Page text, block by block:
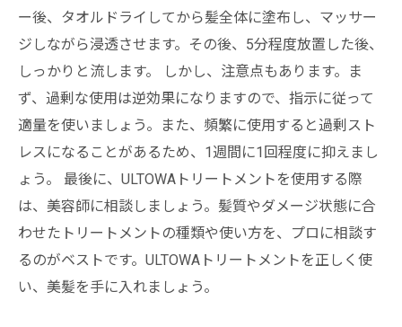
ー後、タオルドライしてから髪全体に塗布し、マッサー
ジしながら浸透させます。その後、5分程度放置した後、
しっかりと流します。 しかし、注意点もあります。ま
ず、過剰な使用は逆効果になりますので、指示に従って
適量を使いましょう。また、頻繁に使用すると過剰スト
レスになることがあるため、1週間に1回程度に抑えまし
ょう。 最後に、ULTOWAトリートメントを使用する際
は、美容師に相談しましょう。髪質やダメージ状態に合
わせたトリートメントの種類や使い方を、プロに相談す
るのがベストです。ULTOWAトリートメントを正しく使
い、美髪を手に入れましょう。